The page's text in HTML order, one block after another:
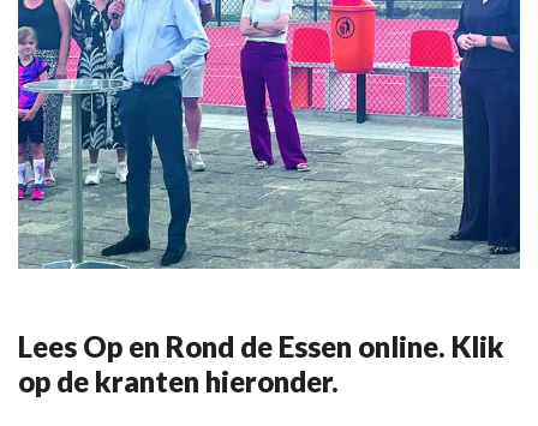
Lees Op en Rond de Essen online. Klik
op de kranten hieronder.